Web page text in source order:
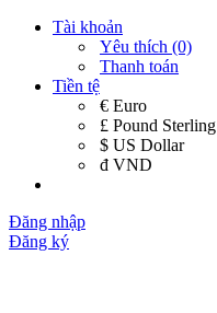
Tài khoản
Yêu thích (0)
Thanh toán
Tiền tệ
€ Euro
£ Pound Sterling
$ US Dollar
đ VND
Đăng nhập
Đăng ký